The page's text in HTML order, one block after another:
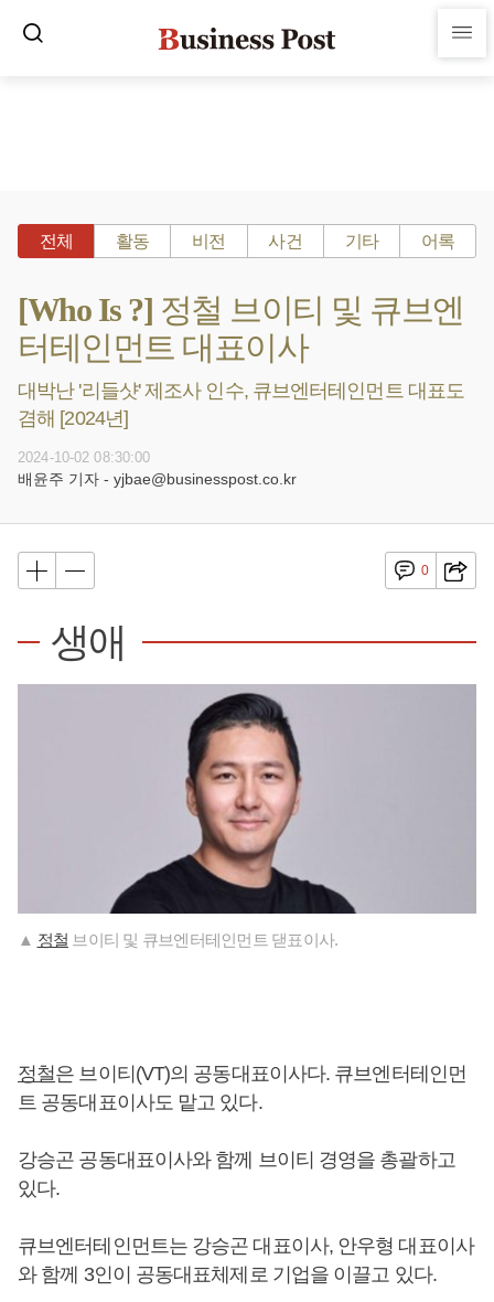
전체 활동 비전 사건 기타 어록
[Who Is ?] 정철 브이티 및 큐브엔
터테인먼트 대표이사
대박난 '리들샷' 제조사 인수, 큐브엔터테인먼트 대표도
겸해 [2024년]
2024-10-02 08:30:00
배윤주 기자 - yjbae@businesspost.co.kr
0
생애
▲ 정철 브이티 및 큐브엔터테인먼트 댇표이사.
정철은 브이티(VT)의 공동대표이사다. 큐브엔터테인먼
트 공동대표이사도 맡고 있다.
강승곤 공동대표이사와 함께 브이티 경영을 총괄하고
있다.
큐브엔터테인먼트는 강승곤 대표이사, 안우형 대표이사
와 함께 3인이 공동대표체제로 기업을 이끌고 있다.